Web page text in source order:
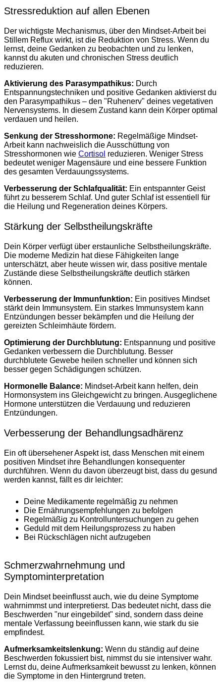
Stressreduktion auf allen Ebenen
Der wichtigste Mechanismus, über den Mindset-Arbeit bei
Stillem Reflux wirkt, ist die Reduktion von Stress. Wenn du
lernst, deine Gedanken zu beobachten und zu lenken,
kannst du akuten und chronischen Stress deutlich
reduzieren.
Aktivierung des Parasympathikus: Durch
Entspannungstechniken und positive Gedanken aktivierst du
den Parasympathikus – den "Ruhenerv" deines vegetativen
Nervensystems. In diesem Zustand kann dein Körper optimal
verdauen und heilen.
Senkung der Stresshormone: Regelmäßige Mindset-
Arbeit kann nachweislich die Ausschüttung von
Stresshormonen wie Cortisol reduzieren. Weniger Stress
bedeutet weniger Magensäure und eine bessere Funktion
des gesamten Verdauungssystems.
Verbesserung der Schlafqualität: Ein entspannter Geist
führt zu besserem Schlaf. Und guter Schlaf ist essentiell für
die Heilung und Regeneration deines Körpers.
Stärkung der Selbstheilungskräfte
Dein Körper verfügt über erstaunliche Selbstheilungskräfte.
Die moderne Medizin hat diese Fähigkeiten lange
unterschätzt, aber heute wissen wir, dass positive mentale
Zustände diese Selbstheilungskräfte deutlich stärken
können.
Verbesserung der Immunfunktion: Ein positives Mindset
stärkt dein Immunsystem. Ein starkes Immunsystem kann
Entzündungen besser bekämpfen und die Heilung der
gereizten Schleimhäute fördern.
Optimierung der Durchblutung: Entspannung und positive
Gedanken verbessern die Durchblutung. Besser
durchblutete Gewebe heilen schneller und können sich
besser gegen Schädigungen schützen.
Hormonelle Balance: Mindset-Arbeit kann helfen, dein
Hormonsystem ins Gleichgewicht zu bringen. Ausgeglichene
Hormone unterstützen die Verdauung und reduzieren
Entzündungen.
Verbesserung der Behandlungsadhärenz
Ein oft übersehener Aspekt ist, dass Menschen mit einem
positiven Mindset ihre Behandlungen konsequenter
durchführen. Wenn du davon überzeugt bist, dass du gesund
werden kannst, fällt es dir leichter:
Deine Medikamente regelmäßig zu nehmen
Die Ernährungsempfehlungen zu befolgen
Regelmäßig zu Kontrolluntersuchungen zu gehen
Geduld mit dem Heilungsprozess zu haben
Bei Rückschlägen nicht aufzugeben
Schmerzwahrnehmung und
Symptominterpretation
Dein Mindset beeinflusst auch, wie du deine Symptome
wahrnimmst und interpretierst. Das bedeutet nicht, dass die
Beschwerden "nur eingebildet" sind, sondern dass deine
mentale Verfassung beeinflussen kann, wie stark du sie
empfindest.
Aufmerksamkeitslenkung: Wenn du ständig auf deine
Beschwerden fokussiert bist, nimmst du sie intensiver wahr.
Lernst du, deine Aufmerksamkeit bewusst zu lenken, können
die Symptome in den Hintergrund treten.